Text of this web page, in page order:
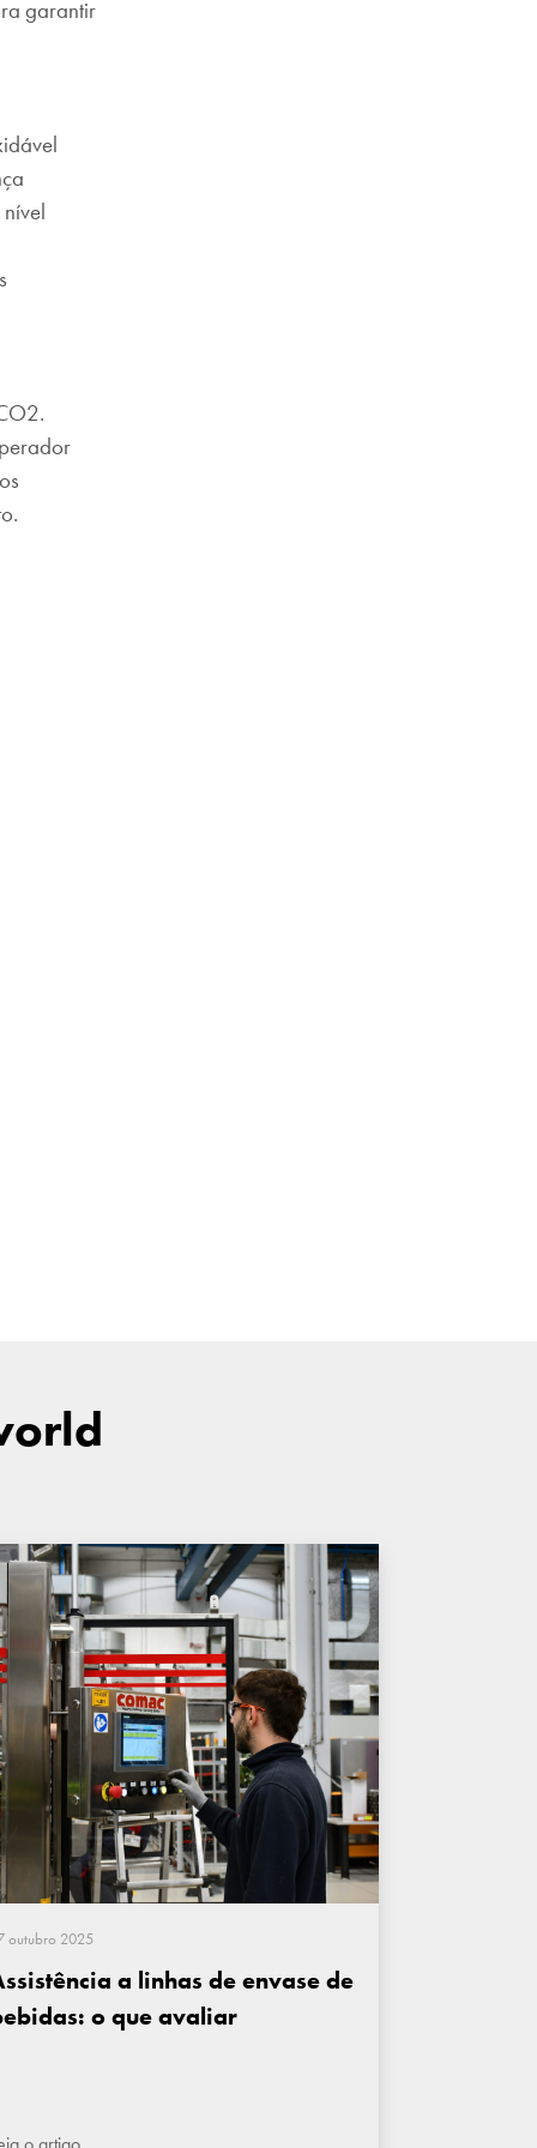
garantir
outubro 2025
a linhas de envase de
o que avaliar